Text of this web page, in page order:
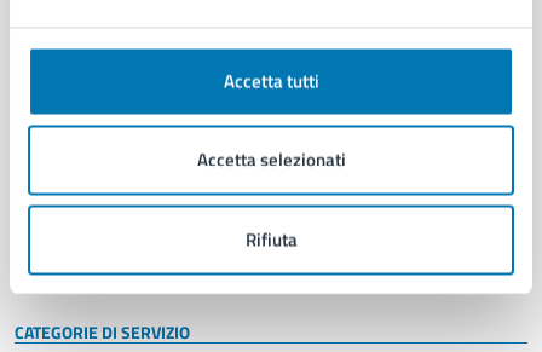
Accetta tutti
Accetta selezionati
Rifiuta
Organi di governo
Enti e fondazioni
Personale amministrativo
Intranet, posta aziendale e protocollo
CATEGORIE DI SERVIZIO